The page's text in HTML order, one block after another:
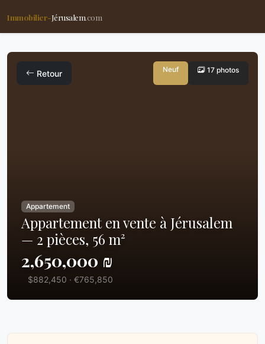
Immobilier-Jérusalem.com
Retour Neuf 17 photos
Appartement
Appartement en vente à Jérusalem
— 2 pièces, 56 m²
2,650,000 ₪
$882,450 · €765,850